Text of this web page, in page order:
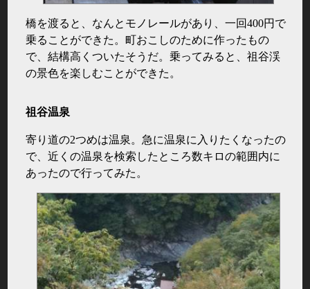
橋を渡ると、なんとモノレールがあり、一回400円で
乗ることができた。町おこしのために作ったもの
で、結構高くついたそうだ。乗ってみると、祖谷渓
の景色を楽しむことができた。
祖谷温泉
寄り道の2つめは温泉。急に温泉に入りたくなったの
で、近くの温泉を検索したところ数キロの範囲内に
あったので行ってみた。